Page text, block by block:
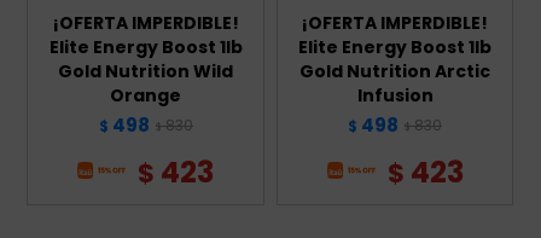
¡OFERTA IMPERDIBLE!
Elite Energy Boost 1lb
Gold Nutrition Wild
Orange
$ 498 $ 830
$ 423
¡OFERTA IMPERDIBLE!
Elite Energy Boost 1lb
Gold Nutrition Arctic
Infusion
$ 498 $ 830
$ 423